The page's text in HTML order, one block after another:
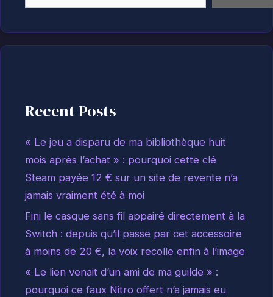
Recent Posts
« Le jeu a disparu de ma bibliothèque huit
mois après l’achat » : pourquoi cette clé
Steam payée 12 € sur un site de revente n’a
jamais vraiment été à moi
Fini le casque sans fil appairé directement à la
Switch : depuis qu’il passe par cet accessoire
à moins de 20 €, la voix recolle enfin à l’image
« Le lien venait d’un ami de ma guilde » :
pourquoi ce faux Nitro offert n’a jamais eu